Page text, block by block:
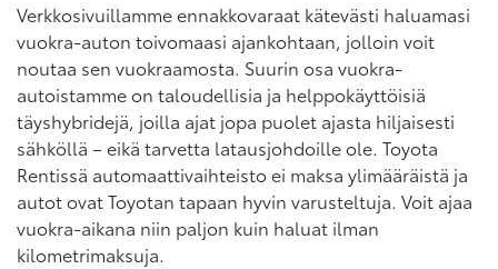
Verkkosivuillamme ennakkovaraat kätevästi haluamasi
vuokra-auton toivomaasi ajankohtaan, jolloin voit
noutaa sen vuokraamosta. Suurin osa vuokra-
autoistamme on taloudellisia ja helppokäyttöisiä
täyshybridejä, joilla ajat jopa puolet ajasta hiljaisesti
sähköllä – eikä tarvetta latausjohdoille ole. Toyota
Rentissä automaattivaihteisto ei maksa ylimääräistä ja
autot ovat Toyotan tapaan hyvin varusteltuja. Voit ajaa
vuokra-aikana niin paljon kuin haluat ilman
kilometrimaksuja.